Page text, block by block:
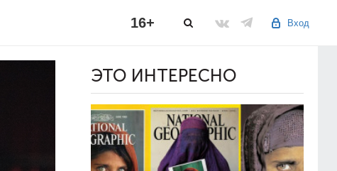
Вход
16+
ЭТО ИНТЕРЕСНО